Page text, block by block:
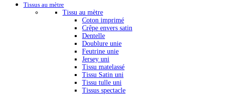
Tissus au mètre
Tissu au mètre
Coton imprimé
Crêpe envers satin
Dentelle
Doublure unie
Feutrine unie
Jersey uni
Tissu matelassé
Tissu Satin uni
Tissu tulle uni
Tissus spectacle